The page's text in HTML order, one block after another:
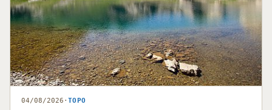
04/08/2026 · TOPO